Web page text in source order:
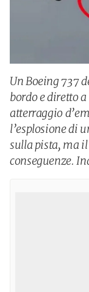
Un Boeing 737
bordo e diretto
atterraggio
l’esplosione di
sulla pista, ma
conseguenze.